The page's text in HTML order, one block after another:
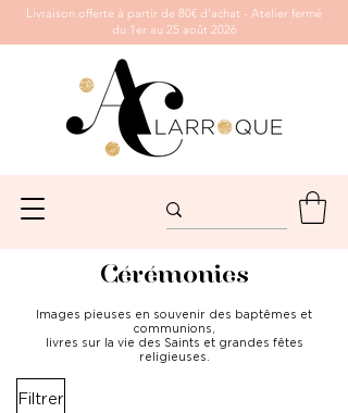
Livraison offerte à partir de 80€ d’achat - Atelier fermé
du 1er au 25 août 2026
Cérémonies
Images pieuses en souvenir des baptêmes et
communions,
livres sur la vie des Saints et grandes fêtes
religieuses.
Filtrer